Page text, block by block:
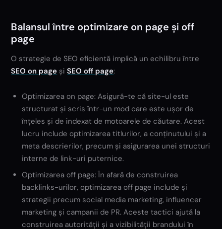
Balansul între optimizare on page și off
page
O strategie de SEO eficientă implică un echilibru între
SEO on page șiSEO off page:
Optimizarea on page: Asigură-te că site-ul este
structurat și scris într-un mod care este ușor de
înțeles și de indexat de motoarele de căutare. Acest
lucru include optimizarea titlurilor, a conținutului și a
meta descrierilor, precum și asigurarea unei structuri
interne de link-uri puternice.
Optimizarea off page: În afară de construirea
backlinks-urilor, optimizarea off page include și
strategii precum social media marketing, influencer
marketing și campanii de PR. Aceste tactici ajută la
construirea autorității și a vizibilității brandului în